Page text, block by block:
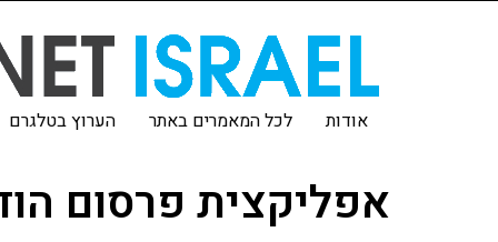
אודות לכל המאמרים באתר הערוץ בטלגרם
אפליקצית פרסום